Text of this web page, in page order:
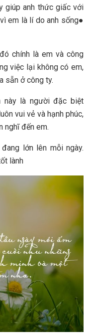
giúp anh thức giấc với
em là lí do anh sống●
chính là em và công
việc lại không có em,
sẵn ở công ty.
là người đặc biệt
vui vẻ và hạnh phúc,
nghĩ đến em.
lớn lên mỗi ngày.
lành